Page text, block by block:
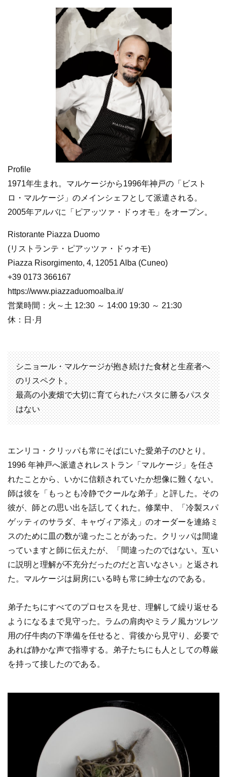
Profile
1971年生まれ。マルケージから1996年神戸の「ビスト
ロ・マルケージ」のメインシェフとして派遣される。
2005年アルバに「ピアッツァ・ドゥオモ」をオープン。
Ristorante Piazza Duomo
(リストランテ・ピアッツァ・ドゥオモ)
Piazza Risorgimento, 4, 12051 Alba (Cuneo)
+39 0173 366167
https://www.piazzaduomoalba.it/
営業時間：火～土 12:30 ～ 14:00 19:30 ～ 21:30
休：日·月
シニョール・マルケージが抱き続けた食材と生産者へ
のリスペクト。
最高の小麦畑で大切に育てられたパスタに勝るパスタ
はない
エンリコ・クリッパも常にそばにいた愛弟子のひとり。
1996 年神戸へ派遣されレストラン「マルケージ」を任さ
れたことから、いかに信頼されていたか想像に難くない。
師は彼を「もっとも冷静でクールな弟子」と評した。その
彼が、師との思い出を話してくれた。修業中、「冷製スパ
ゲッティのサラダ、キャヴィア添え」のオーダーを連絡ミ
スのために皿の数が違ったことがあった。クリッパは間違
っていますと師に伝えたが、「間違ったのではない。互い
に説明と理解が不充分だったのだと言いなさい」と返され
た。マルケージは厨房にいる時も常に紳士なのである。
弟子たちにすべてのプロセスを見せ、理解して繰り返せる
ようになるまで見守った。ラムの肩肉やミラノ風カツレツ
用の仔牛肉の下準備を任せると、背後から見守り、必要で
あれば静かな声で指導する。弟子たちにも人としての尊厳
を持って接したのである。